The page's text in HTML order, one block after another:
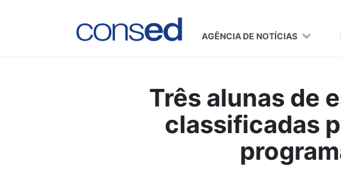
AGÊNCIA DE NOTÍCIAS
Três alunas de
classificadas